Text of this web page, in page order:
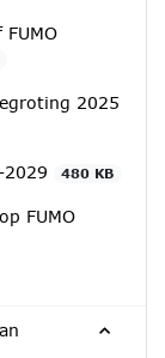
2025
480 KB
FUMO